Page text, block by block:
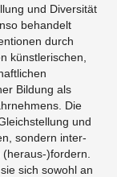
und Diversität
behandelt
durch
künstlerischen,
Bildung als
Die
und
sondern inter-
)fordern.
sich sowohl an